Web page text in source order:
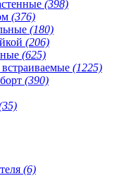
(398)
(376)
(180)
(206)
(625)
(1225)
(390)
(6)